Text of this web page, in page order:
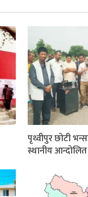
पृथ्वीपुर छोटी
स्थानीय आन्दोलित